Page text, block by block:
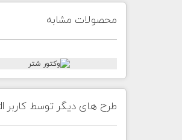
محصولات مشابه
طرح های دیگر توسط کاربر vectordl